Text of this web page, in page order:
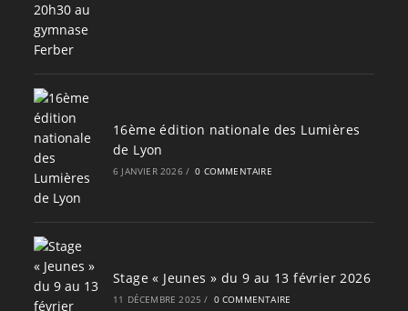
16ème édition nationale des Lumières
de Lyon
6 JANVIER 2026 / 0 COMMENTAIRE
Stage « Jeunes » du 9 au 13 février 2026
11 DÉCEMBRE 2025 / 0 COMMENTAIRE